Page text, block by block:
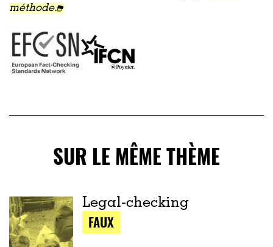
méthode.
SUR LE MÊME THÈME
Legal-checking
FAUX